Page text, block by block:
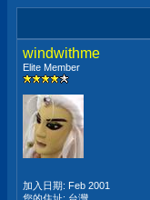
windwithme
Elite Member
加入日期: Feb 2001